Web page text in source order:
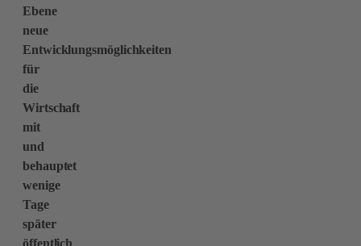
Ebene
neue
Entwicklungsmöglichkeiten
für
die
Wirtschaft
mit
und
behauptet
wenige
Tage
später